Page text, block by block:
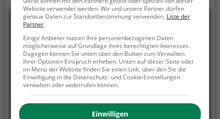
Kletterern als auch Anfängern jede Menge Platz für
Sport und Spaß.
Website verwendet werden. Wir und unsere Partner dürfen
genaue Daten zur Standortbestimmung verwenden. Liste der
Partner
Einige Anbieter nutzen Ihre personenbezogenen Daten
möglicherweise auf Grundlage ihres berechtigten Interesses.
Dagegen können Sie unten über den Button zum Verwalten
Ihrer Optionen Einspruch erheben. Unten auf dieser Seite oder
im Menü der Website finden Sie einen Link, über den Sie die
Einwilligung in die Datenschutz- und Cookie-Einstellungen
verwalten oder widerrufen können.
Einwilligen